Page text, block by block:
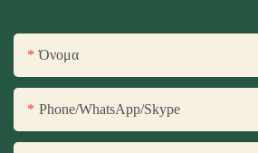
Όνομα
Phone/WhatsApp/Skype